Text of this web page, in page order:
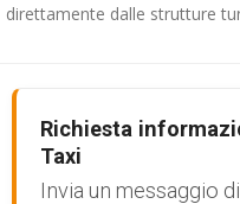
direttamente dalle strutture
Richiesta
Taxi
Invia un messaggio